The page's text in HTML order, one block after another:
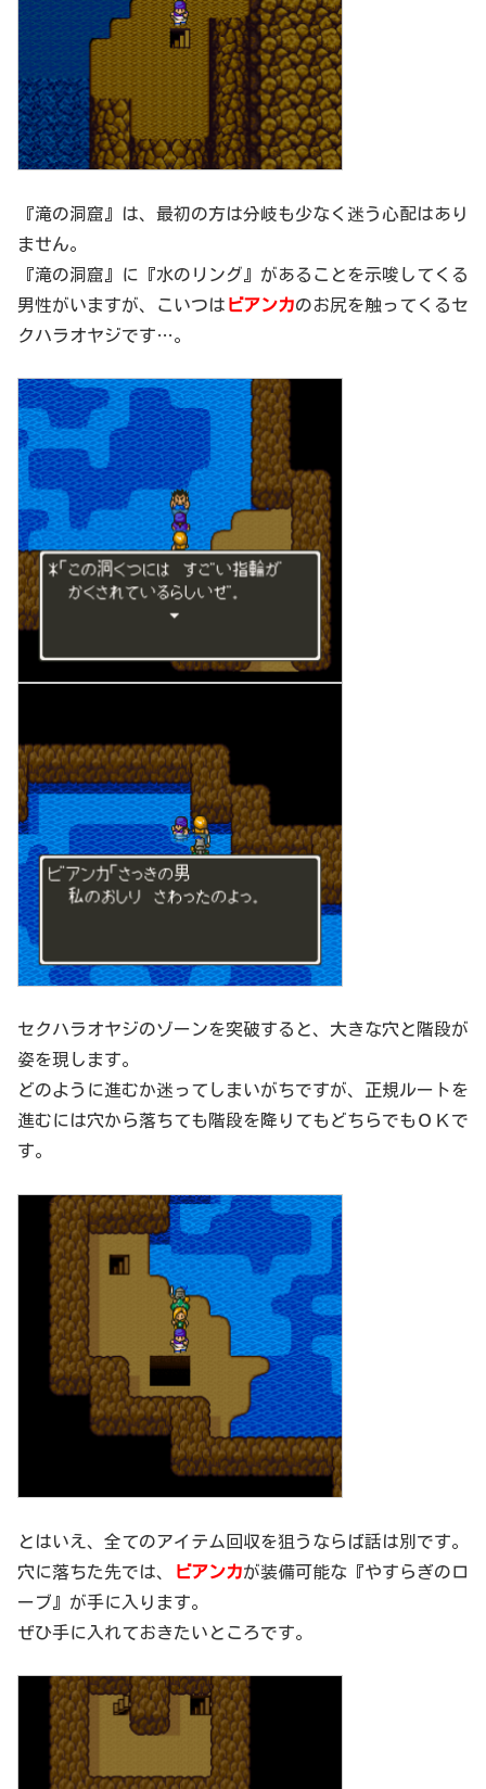
『滝の洞窟』は、最初の方は分岐も少なく迷う心配はあり
ません。
『滝の洞窟』に『水のリング』があることを示唆してくる
男性がいますが、こいつは ビアンカのお尻を触ってくるセ
クハラオヤジです…。
セクハラオヤジのゾーンを突破すると、大きな穴と階段が
姿を現します。
どのように進むか迷ってしまいがちですが、正規ルートを
進むには穴から落ちても階段を降りてもどちらでもＯＫで
す。
とはいえ、全てのアイテム回収を狙うならば話は別です。
穴に落ちた先では、
ビアンカが装備可能な『やすらぎのロ
ーブ』が手に入ります。
ぜひ手に入れておきたいところです。